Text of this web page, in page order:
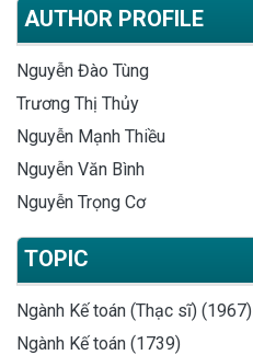
AUTHOR PROFILE
Nguyễn Đào Tùng
Trương Thị Thủy
Nguyễn Mạnh Thiều
Nguyễn Văn Bình
Nguyễn Trọng Cơ
TOPIC
Ngành Kế toán (Thạc sĩ) (1967)
Ngành Kế toán (1739)